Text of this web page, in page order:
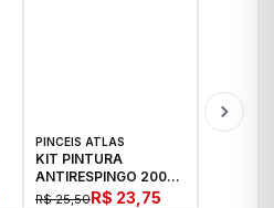
PINCEIS ATLAS
KIT PINTURA
ANTIRESPINGO 2003
ATLAS 03 PCS
R$ 25,50R$ 23,75